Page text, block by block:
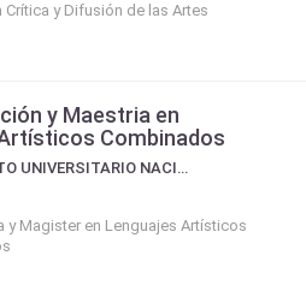
Crítica y Difusión de las Artes
y Maestria en
Combinados
IUNA INSTITUTO UNIVERSITARIO NACIONAL DEL ARTE
y Magister en Lenguajes Artísticos